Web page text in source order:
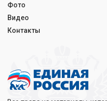
Фото
Видео
Контакты